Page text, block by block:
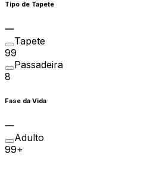
Tipo de Tapete
Tapete
99
Passadeira
8
Fase da Vida
Adulto
99+